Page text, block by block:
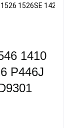
1526SE 1420
1410
P446J